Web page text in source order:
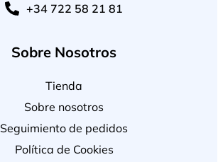
+34 722 58 21 81
Sobre Nosotros
Tienda
Sobre nosotros
Seguimiento de pedidos
Política de Cookies